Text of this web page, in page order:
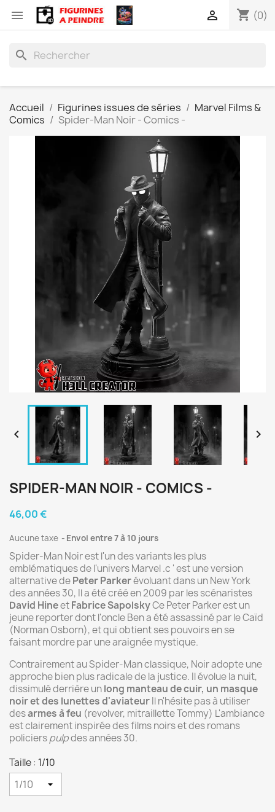
 shopping_cart (0)

search
Accueil Figurines issues de séries
Marvel Films &
Comics
Spider-Man Noir - Comics -
 
SPIDER-MAN NOIR - COMICS -
46,00 €
Aucune taxe Envoi entre 7 à 10 jours
Spider-Man Noir est l'un des variants les plus
emblématiques de l'univers Marvel .c ' est une version
alternative dePeter Parkerévoluant dans un New York
des années 30, Il a été créé en 2009 par les scénaristes
David HineetFabrice SapolskyCe Peter Parker est un
jeune reporter dont l'oncle Ben a été assassiné par le Caïd
(Norman Osborn), et qui obtient ses pouvoirs en se
faisant mordre par une araignée mystique.
Contrairement au Spider-Man classique, Noir adopte une
approche bien plus radicale de la justice. Il évolue la nuit,
dissimulé derrière unlong manteau de cuir, un masque
noir et des lunettes d'aviateurIl n'hésite pas à utiliser
desarmes à feu (revolver, mitraillette Tommy) L'ambiance
est clairement inspirée des films noirs et des romans
policierspulpdes années 30.
Taille : 1/10